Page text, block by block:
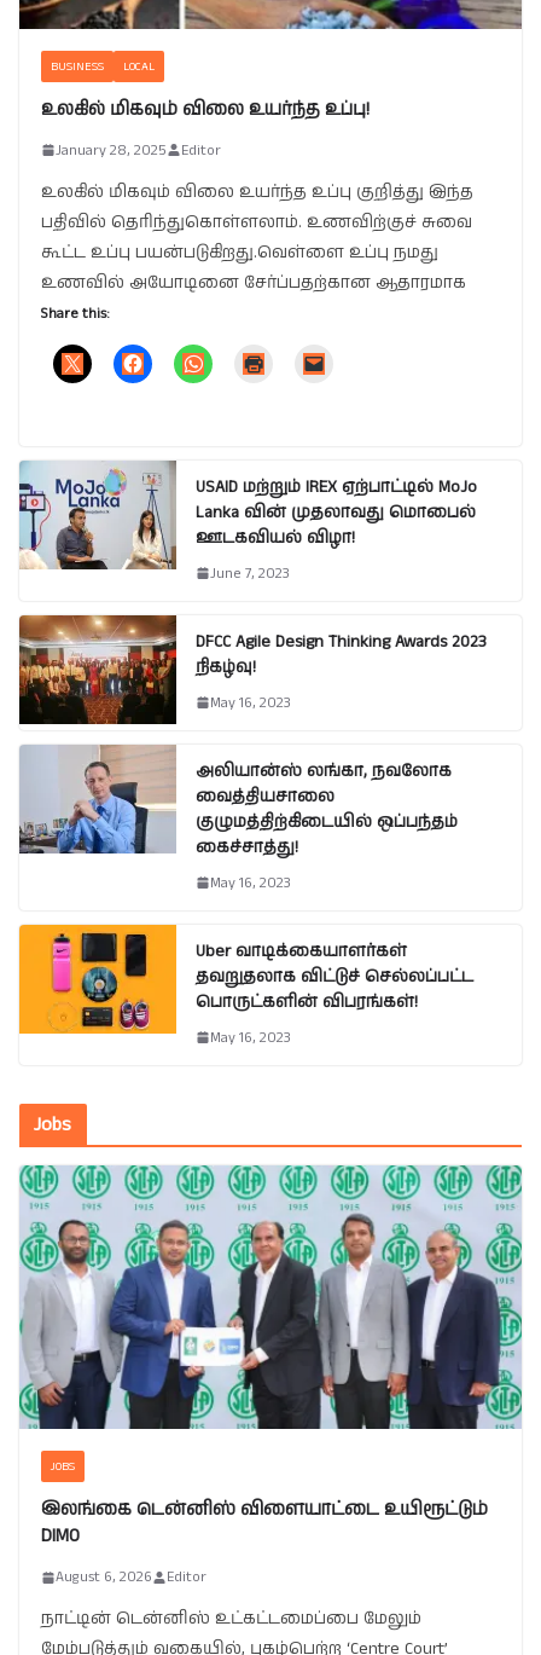
BUSINESS LOCAL
உலகில் மிகவும் விலை உயர்ந்த உப்பு!
January 28, 2025 Editor
உலகில் மிகவும் விலை உயர்ந்த உப்பு குறித்து இந்த
பதிவில் தெரிந்துகொள்ளலாம். உணவிற்குச் சுவை
கூட்ட உப்பு பயன்படுகிறது.வெள்ளை உப்பு நமது
உணவில் அயோடினை சேர்ப்பதற்கான ஆதாரமாக
Share this:
USAID மற்றும் IREX ஏற்பாட்டில் MoJo
Lanka வின் முதலாவது மொபைல்
ஊடகவியல் விழா!
June 7, 2023
DFCC Agile Design Thinking Awards 2023
நிகழ்வு!
May 16, 2023
அலியான்ஸ் லங்கா, நவலோக
வைத்தியசாலை
குழுமத்திற்கிடையில் ஒப்பந்தம்
கைச்சாத்து!
May 16, 2023
Uber வாடிக்கையாளர்கள்
தவறுதலாக விட்டுச் செல்லப்பட்ட
பொருட்களின் விபரங்கள்!
May 16, 2023
Jobs
JOBS
இலங்கை டென்னிஸ் விளையாட்டை உயிரூட்டும்
DIMO
August 6, 2026 Editor
நாட்டின் டென்னிஸ் உட்கட்டமைப்பை மேலும்
மேம்படுத்தும் வகையில், புகழ்பெற்ற ‘Centre Court’